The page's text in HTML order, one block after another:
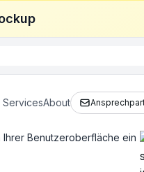
ServicesAbout
Benutzeroberfläche ein